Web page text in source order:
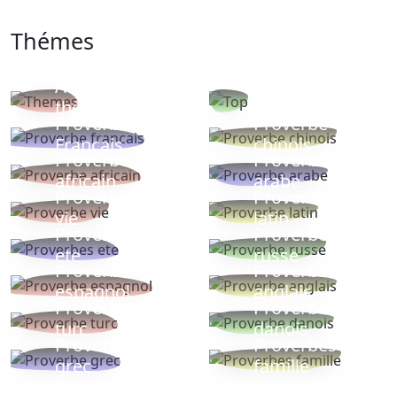
Thémes
Autres
thèmes
Proverbe
Français
Proverbe
chinois
Proverbe
africain
Proverbe
arabe
Proverbe
vie
Proverbe
latin
Proverbes
ete
Proverbe
russe
Proverbe
espagnol
Proverbe
anglais
Proverbe
turc
Proverbe
danois
Proverbe
grec
Proverbes
famille